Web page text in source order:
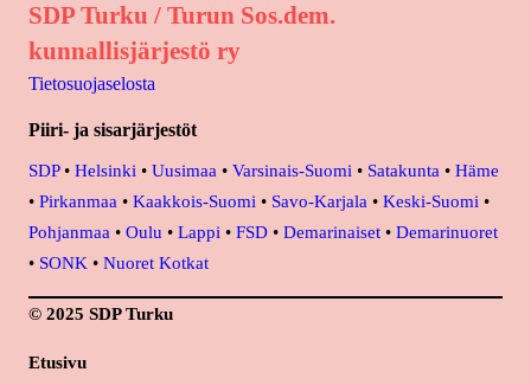
SDP Turku / Turun Sos.dem.
kunnallisjärjestö ry
Tietosuojaselosta
Piiri- ja sisarjärjestöt
SDP• Helsinki • Uusimaa • Varsinais-Suomi • Satakunta • Häme
• Pirkanmaa • Kaakkois-Suomi • Savo-Karjala • Keski-Suomi •
Pohjanmaa • Oulu • Lappi • FSD • Demarinaiset • Demarinuoret
• SONK • Nuoret Kotkat
© 2025 SDP Turku
Etusivu